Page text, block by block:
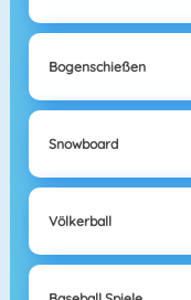
Bogenschießen
Snowboard
Völkerball